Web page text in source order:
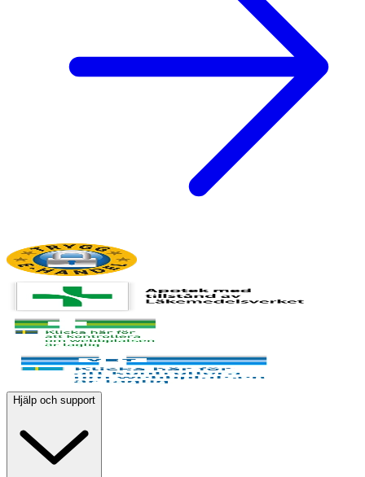
Hjälp och support